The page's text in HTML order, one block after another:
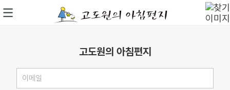
고도원의 아침편지